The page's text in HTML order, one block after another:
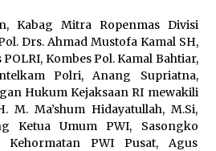
2026
Tetap Disambut Hangat di
Ahmad Ali: Karya dan
Masih Dirasakan
2026
Kabag Mitra Ropenmas Divisi
Drs. Ahmad Mustofa Kamal SH,
Kombes Pol. Kamal Bahtiar,
Polri, Anang Supriatna,
Hukum Kejaksaan RI mewakili
M. Ma’shum Hidayatullah, M.Si,
Ketua Umum PWI, Sasongko
Kehormatan PWI Pusat, Agus